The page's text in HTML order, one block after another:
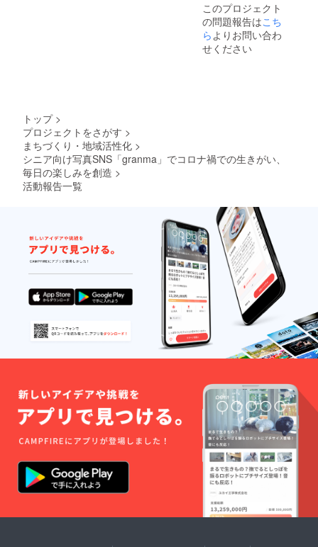
このプロジェクト
の問題報告はこち
らよりお問い合わ
せください
トップ >
プロジェクトをさがす >
まちづくり・地域活性化 >
シニア向け写真SNS「granma」でコロナ禍での生きがい、
毎日の楽しみを創造 >
活動報告一覧